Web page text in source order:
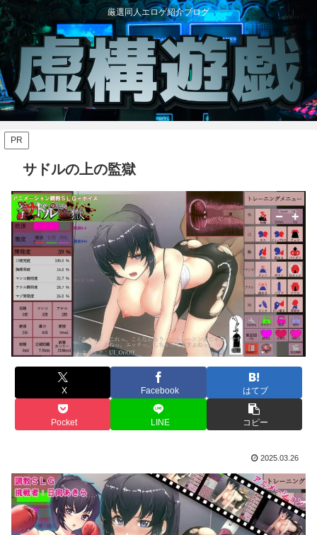
厳選同人エロゲ紹介ブログ
PR
サドルの上の監獄
X Facebook はてブ
Pocket LINE コピー
2025.03.26